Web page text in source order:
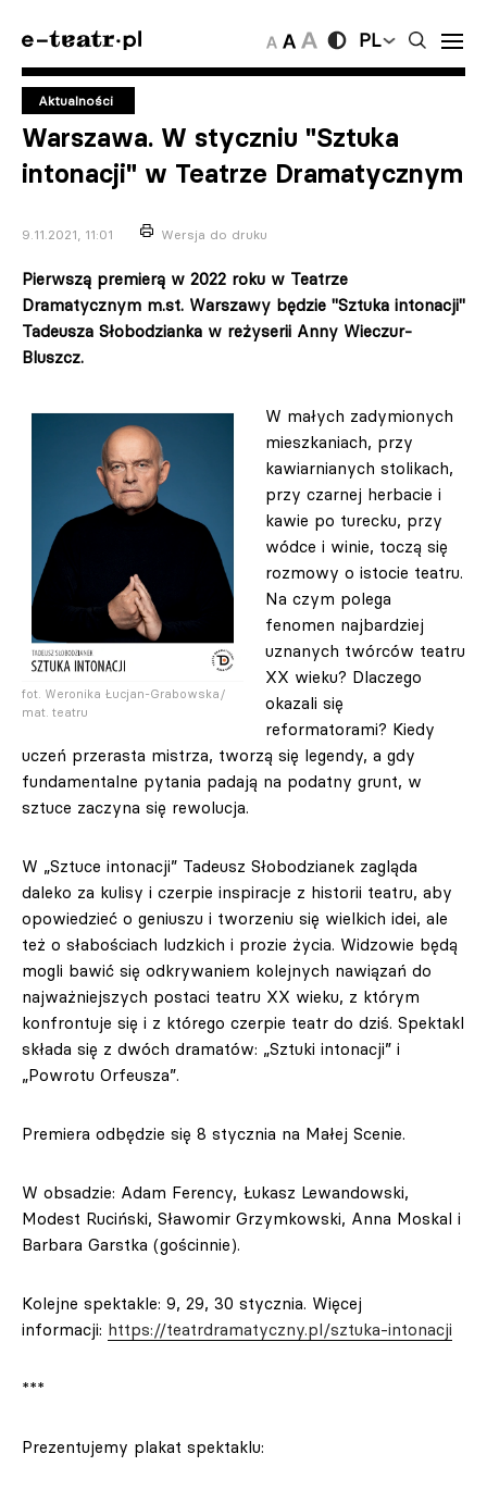
PL
Aktualności
Warszawa. W styczniu "Sztuka
intonacji" w Teatrze Dramatycznym
9.11.2021, 11:01 Wersja do druku
Pierwszą premierą w 2022 roku w Teatrze
Dramatycznym m.st. Warszawy będzie "Sztuka intonacji"
Tadeusza Słobodzianka w reżyserii Anny Wieczur-
Bluszcz.
fot. Weronika Łucjan-Grabowska/
mat. teatru
W małych zadymionych
mieszkaniach, przy
kawiarnianych stolikach,
przy czarnej herbacie i
kawie po turecku, przy
wódce i winie, toczą się
rozmowy o istocie teatru.
Na czym polega
fenomen najbardziej
uznanych twórców teatru
XX wieku? Dlaczego
okazali się
reformatorami? Kiedy
uczeń przerasta mistrza, tworzą się legendy, a gdy
fundamentalne pytania padają na podatny grunt, w
sztuce zaczyna się rewolucja.
W „Sztuce intonacji” Tadeusz Słobodzianek zagląda
daleko za kulisy i czerpie inspiracje z historii teatru, aby
opowiedzieć o geniuszu i tworzeniu się wielkich idei, ale
też o słabościach ludzkich i prozie życia. Widzowie będą
mogli bawić się odkrywaniem kolejnych nawiązań do
najważniejszych postaci teatru XX wieku, z którym
konfrontuje się i z którego czerpie teatr do dziś. Spektakl
składa się z dwóch dramatów: „Sztuki intonacji” i
„Powrotu Orfeusza”.
Premiera odbędzie się 8 stycznia na Małej Scenie.
W obsadzie: Adam Ferency, Łukasz Lewandowski,
Modest Ruciński, Sławomir Grzymkowski, Anna Moskal i
Barbara Garstka (gościnnie).
Kolejne spektakle: 9, 29, 30 stycznia. Więcej
informacji: https://teatrdramatyczny.pl/sztuka-intonacji
***
Prezentujemy plakat spektaklu: